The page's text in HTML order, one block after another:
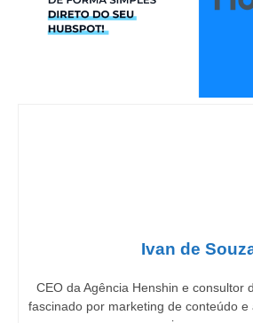
Ivan de
CEO da Agência Henshin e consultor
fascinado por marketing de conteúdo